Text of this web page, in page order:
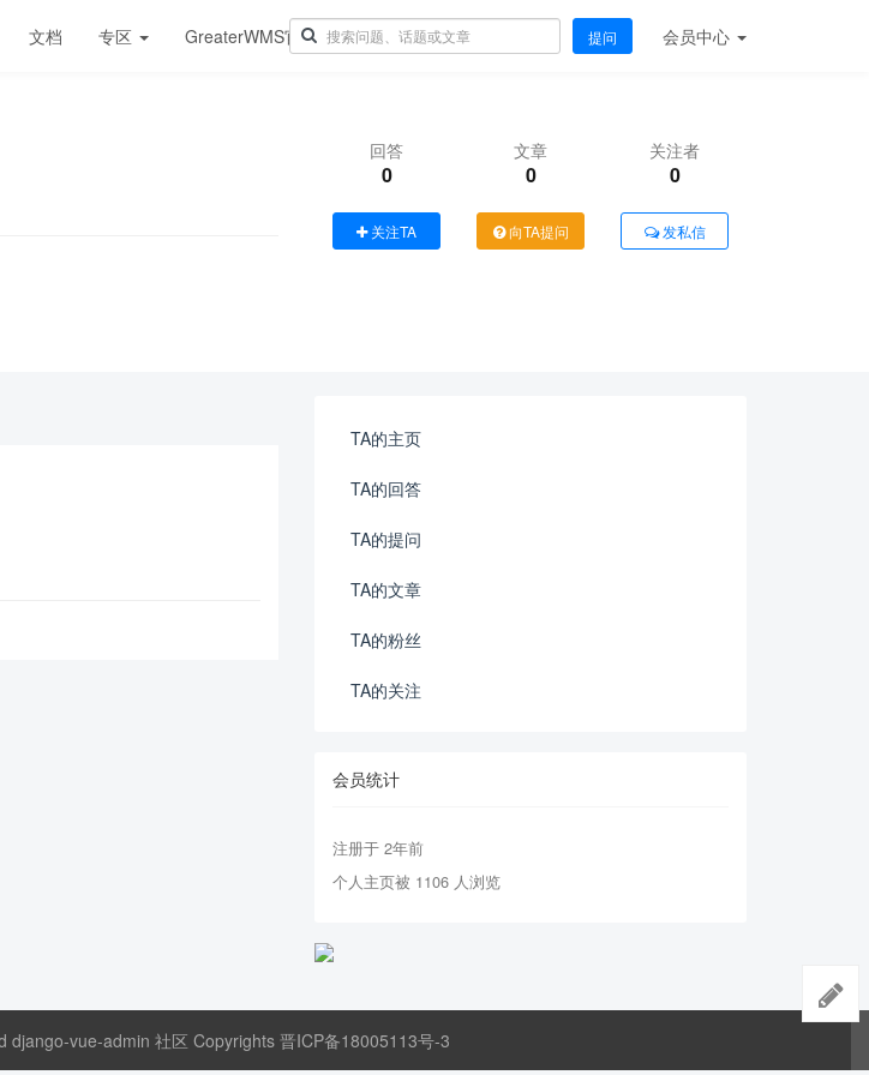
文档 专区 GreaterWMS官网 提问 会员中心
回答
0
文章
0
关注者
0
关注TA 向TA提问 发私信
TA的主页
TA的回答
TA的提问
TA的文章
TA的粉丝
TA的关注
会员统计
注册于 2年前
个人主页被 1106 人浏览
django-vue-admin 社区 Copyrights晋ICP备18005113号-3